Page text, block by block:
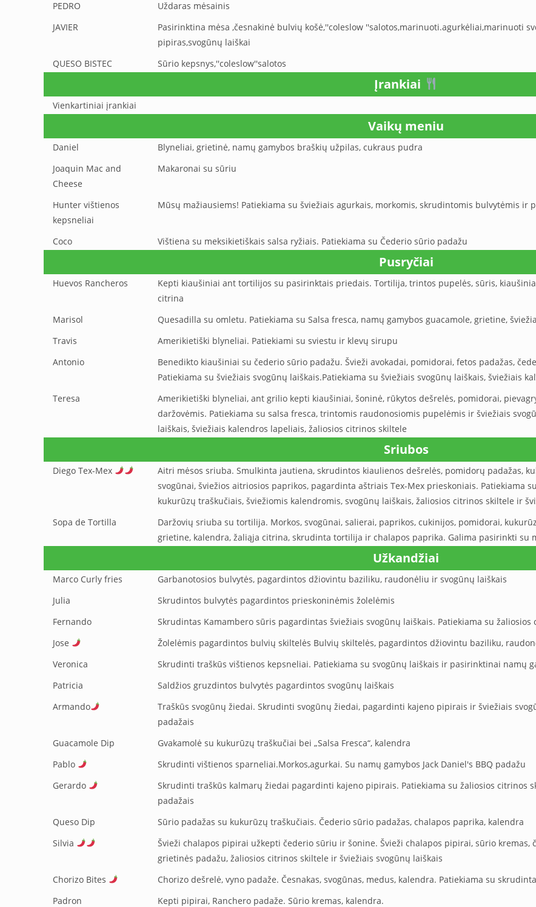
PEDRO Uždaras mėsainis
JAVIER
Pasirinktina mėsa ,česnakinė bulvių košė,''coleslow ''salotos,marinuoti.agurkėliai,marinuoti
pipiras,svogūnų laiškai
QUESO BISTEC Sūrio kepsnys,''coleslow''salotos
Įrankiai
Vienkartiniai įrankiai
Vaikų meniu
Daniel Blyneliai, grietinė, namų gamybos braškių užpilas, cukraus pudra
Joaquin Mac and
Cheese
Makaronai su sūriu
Hunter vištienos
kepsneliai
Mūsų mažiausiems! Patiekiama su šviežiais agurkais, morkomis, skrudintomis bulvytėmis ir
Coco Vištiena su meksikietiškais salsa ryžiais. Patiekiama su Čederio sūrio padažu
Pusryčiai
Huevos Rancheros
Kepti kiaušiniai ant tortilijos su pasirinktais priedais. Tortilija, trintos pupelės, sūris,
citrina
Marisol Quesadilla su omletu. Patiekiama su Salsa fresca, namų gamybos guacamole, grietine,
Travis
Amerikietiški blyneliai. Patiekiami su sviestu ir klevų sirupu
Antonio
Benedikto kiaušiniai su čederio sūrio padažu. Švieži avokadai, pomidorai, fetos padažas,
Patiekiama su šviežiais svogūnų laiškais.Patiekiama su šviežiais svogūnų laiškais, šviežiais
Teresa
Amerikietiški blyneliai, ant grilio kepti kiaušiniai, šoninė, rūkytos dešrelės, pomidorai,
daržovėmis. Patiekiama su salsa fresca, trintomis raudonosiomis pupelėmis ir šviežiais
laiškais, šviežiais kalendros lapeliais, žaliosios citrinos skiltele
Sriubos
Diego Tex-Mex
Aitri mėsos sriuba. Smulkinta jautiena, skrudintos kiaulienos dešrelės, pomidorų padažas,
svogūnai, šviežios aitriosios paprikos, pagardinta aštriais Tex-Mex prieskoniais. Patiekiama
kukurūzų traškučiais, šviežiomis kalendromis, svogūnų laiškais, žaliosios citrinos skiltele ir
Sopa de Tortilla
Daržovių sriuba su tortilija. Morkos, svogūnai, salierai, paprikos, cukinijos, pomidorai,
grietine, kalendra, žaliąja citrina, skrudinta tortilija ir chalapos paprika. Galima pasirinkti su
Užkandžiai
Marco Curly fries Garbanotosios bulvytės, pagardintos džiovintu baziliku, raudonėliu ir svogūnų laiškais
Julia
Skrudintos bulvytės pagardintos prieskoninėmis žolelėmis
Fernando
Skrudintas Kamambero sūris pagardintas šviežiais svogūnų laiškais. Patiekiama su
Jose
Žolelėmis pagardintos bulvių skiltelės Bulvių skiltelės, pagardintos džiovintu baziliku,
Veronica
Skrudinti traškūs vištienos kepsneliai. Patiekiama su svogūnų laiškais ir pasirinktinai namų
Patricia
Saldžios gruzdintos bulvytės pagardintos svogūnų laiškais
Armando
Traškūs svogūnų žiedai. Skrudinti svogūnų žiedai, pagardinti kajeno pipirais ir šviežiais
padažais
Guacamole Dip Gvakamolė su kukurūzų traškučiai bei „Salsa Fresca“, kalendra
Pablo
Skrudinti vištienos sparneliai.Morkos,agurkai. Su namų gamybos Jack Daniel's BBQ padažu
Gerardo
Skrudinti traškūs kalmarų žiedai pagardinti kajeno pipirais. Patiekiama su žaliosios citrinos
padažais
Queso Dip Sūrio padažas su kukurūzų traškučiais. Čederio sūrio padažas, chalapos paprika, kalendra
Silvia
Švieži chalapos pipirai užkepti čederio sūriu ir šonine. Švieži chalapos pipirai, sūrio kremas,
grietinės padažu, žaliosios citrinos skiltele ir šviežiais svogūnų laiškais
Chorizo Bites Chorizo dešrelė, vyno padaže. Česnakas, svogūnas, medus, kalendra. Patiekiama su
Padron
Kepti pipirai, Ranchero padaže. Sūrio kremas, kalendra.